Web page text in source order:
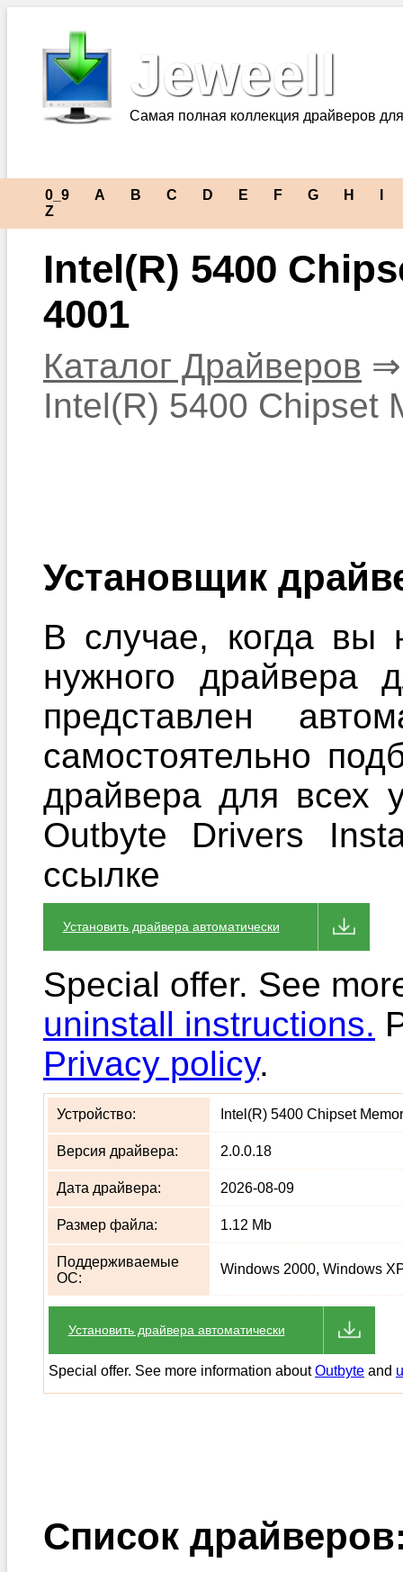
Jeweell
Самая полная коллекция драйверов
0_9 A B C D E F G H
Z
Intel(R) 5400
4001
Каталог Драйверов
Intel(R) 5400 Chipset
Установщик
В случае, когда вы
нужного драйвера
представлен
самостоятельно
драйвера для всех
Outbyte Drivers
ссылке
Установить драйвера автоматически
Special offer. See
uninstall instructions.
Privacy policy.
Устройство: Intel(R) 5400 Chipset
Версия драйвера: 2.0.0.18
Дата драйвера: 2026-08-09
Размер файла: 1.12 Mb
Поддерживаемые
ОС:
Windows 2000, Windows
Установить драйвера автоматически
Special offer. See more information aboutOutbyte and
Список